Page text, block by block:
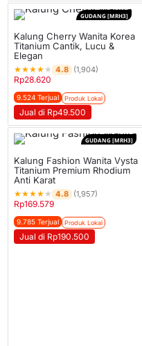
GUDANG [MRH3]
Kalung Cherry Wanita Korea
Titanium Cantik, Lucu &
Elegan
★★★★ ★ 4.8 (1,904)
Rp28.620
9.524 Terjual Produk Lokal
Jual di Rp49.500
GUDANG [MRH3]
Kalung Fashion Wanita Vysta
Titanium Premium Rhodium
Anti Karat
★★★★ ★ 4.8 (1,957)
Rp169.579
9.785 Terjual Produk Lokal
Jual di Rp190.500